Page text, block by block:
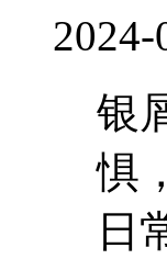
2024-
银
惧
日